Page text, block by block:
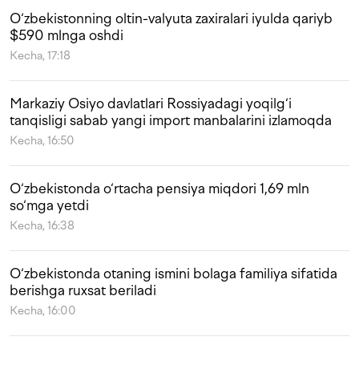
O‘zbekistonning oltin-valyuta zaxiralari iyulda qariyb
$590 mlnga oshdi
Kecha, 17:18
Markaziy Osiyo davlatlari Rossiyadagi yoqilg‘i
tanqisligi sabab yangi import manbalarini izlamoqda
Kecha, 16:50
O‘zbekistonda o‘rtacha pensiya miqdori 1,69 mln
so‘mga yetdi
Kecha, 16:38
O‘zbekistonda otaning ismini bolaga familiya sifatida
berishga ruxsat beriladi
Kecha, 16:00